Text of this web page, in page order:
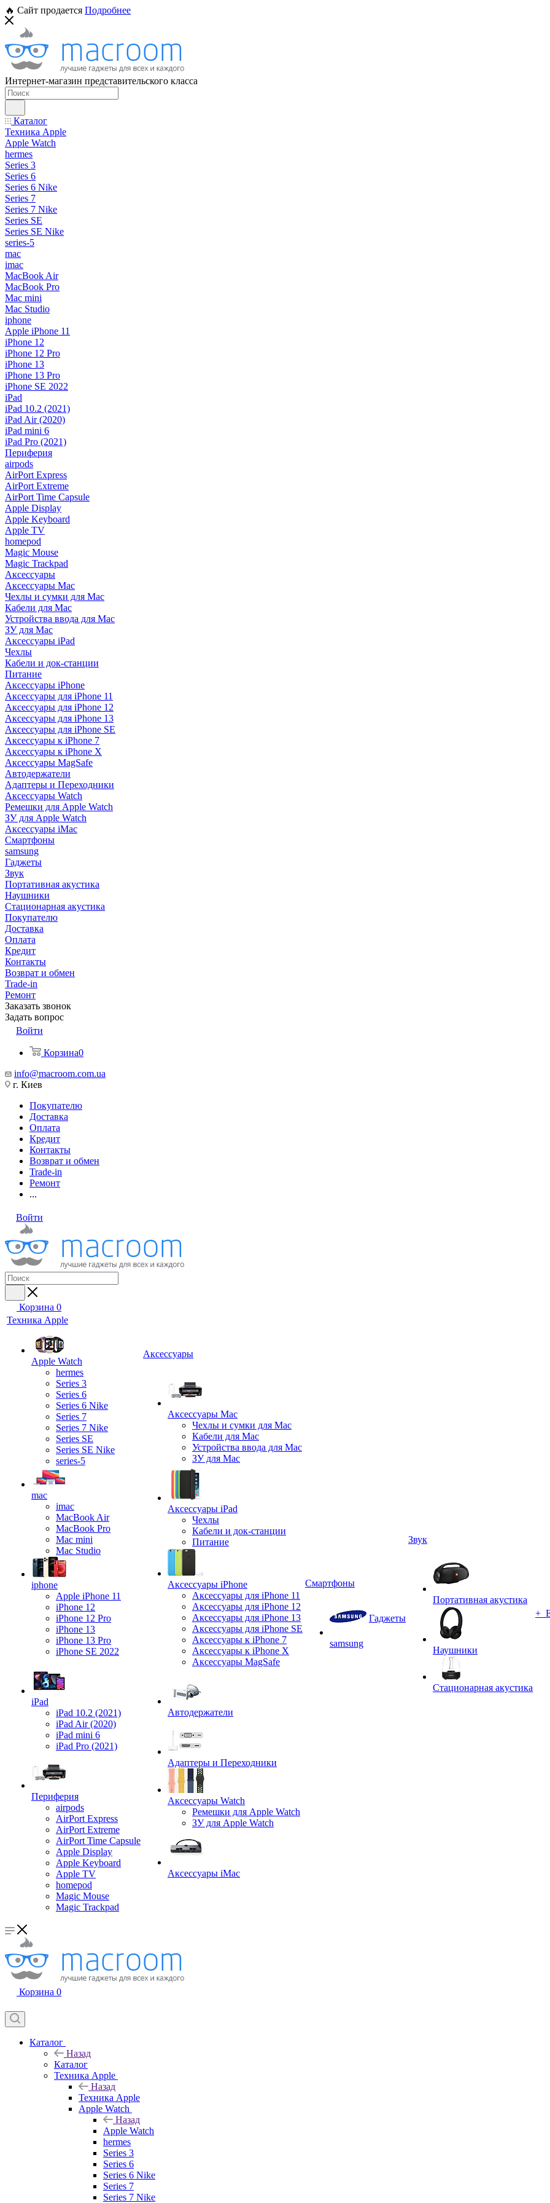
🔥 Сайт продается Подробнее
Интернет-магазин представительского класса
Каталог
Техника Apple
Apple Watch
hermes
Series 3
Series 6
Series 6 Nike
Series 7
Series 7 Nike
Series SE
Series SE Nike
series-5
mac
imac
MacBook Air
MacBook Pro
Mac mini
Mac Studio
iphone
Apple iPhone 11
iPhone 12
iPhone 12 Pro
iPhone 13
iPhone 13 Pro
iPhone SE 2022
iPad
iPad 10.2 (2021)
iPad Air (2020)
iPad mini 6
iPad Pro (2021)
Периферия
airpods
AirPort Express
AirPort Extreme
AirPort Time Capsule
Apple Display
Apple Keyboard
Apple TV
homepod
Magic Mouse
Magic Trackpad
Аксессуары
Аксессуары Mac
Чехлы и сумки для Mac
Кабели для Mac
Устройства ввода для Mac
ЗУ для Mac
Аксессуары iPad
Чехлы
Кабели и док-станции
Питание
Аксессуары iPhone
Аксессуары для iPhone 11
Аксессуары для iPhone 12
Аксессуары для iPhone 13
Аксессуары для iPhone SE
Аксессуары к iPhone 7
Аксессуары к iPhone X
Аксессуары MagSafe
Автодержатели
Адаптеры и Переходники
Аксессуары Watch
Ремешки для Apple Watch
ЗУ для Apple Watch
Аксессуары iMac
Смартфоны
samsung
Гаджеты
Звук
Портативная акустика
Наушники
Стационарная акустика
Покупателю
Доставка
Оплата
Кредит
Контакты
Возврат и обмен
Trade-in
Ремонт
Заказать звонок
Задать вопрос
Войти
Корзина0
info@macroom.com.ua
г. Киев
Покупателю
Доставка
Оплата
Кредит
Контакты
Возврат и обмен
Trade-in
Ремонт
...
Войти
Корзина 0
Техника Apple
Apple Watch
hermes
Series 3
Series 6
Series 6 Nike
Series 7
Series 7 Nike
Series SE
Series SE Nike
series-5
mac
imac
MacBook Air
MacBook Pro
Mac mini
Mac Studio
iphone
Apple iPhone 11
iPhone 12
iPhone 12 Pro
iPhone 13
iPhone 13 Pro
iPhone SE 2022
iPad
iPad 10.2 (2021)
iPad Air (2020)
iPad mini 6
iPad Pro (2021)
Периферия
airpods
AirPort Express
AirPort Extreme
AirPort Time Capsule
Apple Display
Apple Keyboard
Apple TV
homepod
Magic Mouse
Magic Trackpad
Аксессуары
Аксессуары Mac
Чехлы и сумки для Mac
Кабели для Mac
Устройства ввода для Mac
ЗУ для Mac
Аксессуары iPad
Чехлы
Кабели и док-станции
Питание
Аксессуары iPhone
Аксессуары для iPhone 11
Аксессуары для iPhone 12
Аксессуары для iPhone 13
Аксессуары для iPhone SE
Аксессуары к iPhone 7
Аксессуары к iPhone X
Аксессуары MagSafe
Автодержатели
Адаптеры и Переходники
Аксессуары Watch
Ремешки для Apple Watch
ЗУ для Apple Watch
Аксессуары iMac
Смартфоны
samsung
Гаджеты
Звук
Портативная акустика
Наушники
Стационарная акустика
+
Корзина 0
Каталог
Назад
Каталог
Техника Apple
Назад
Техника Apple
Apple Watch
Назад
Apple Watch
hermes
Series 3
Series 6
Series 6 Nike
Series 7
Series 7 Nike